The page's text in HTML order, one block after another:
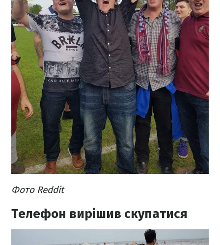
Фото Reddit
Телефон вирішив скупатися